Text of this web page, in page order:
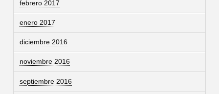
febrero 2017
enero 2017
diciembre 2016
noviembre 2016
septiembre 2016